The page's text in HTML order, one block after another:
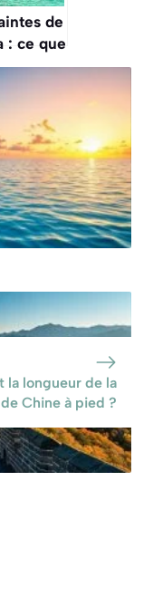
de
: ce que
savoir
la longueur de la
Chine à pied ?